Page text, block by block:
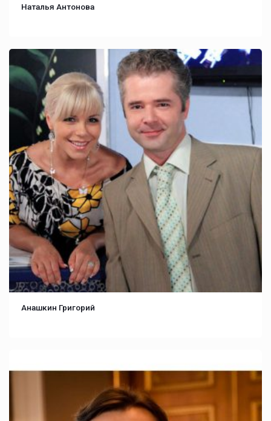
Наталья Антонова
Анашкин Григорий